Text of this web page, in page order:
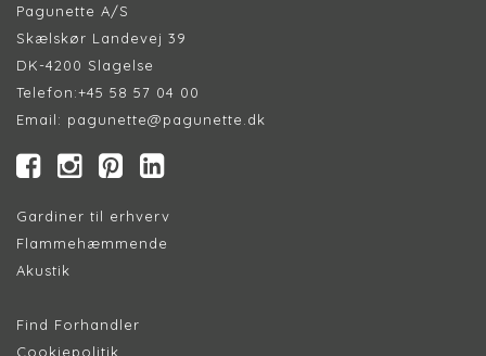
Pagunette A/S
Skælskør Landevej 39
DK-4200 Slagelse
Telefon:+45 58 57 04 00
Email: pagunette@pagunette.dk
Gardiner til erhverv
Flammehæmmende
Akustik
Find Forhandler
Cookiepolitik